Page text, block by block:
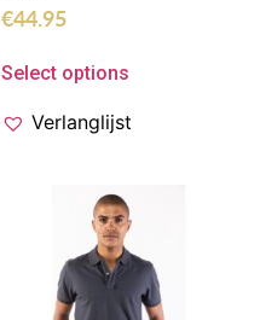
€44.95
Select options
Verlanglijst